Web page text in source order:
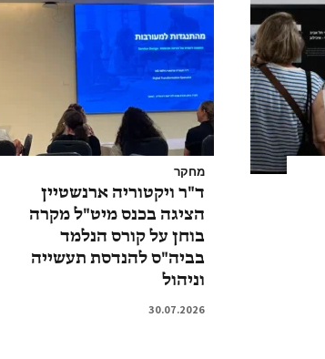
מחקר
ד"ר ויקטוריה ארנשטיין
הציגה בכנס מיט"ל מקרה
בוחן על קורס הנלמד
בביה"ס להנדסת תעשייה
וניהול
30.07.2026